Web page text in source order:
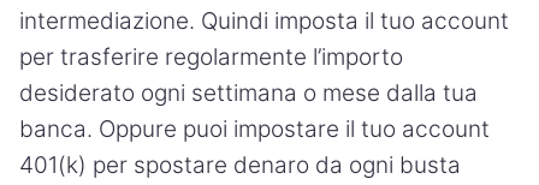
intermediazione. Quindi imposta il tuo account
per trasferire regolarmente l’importo
desiderato ogni settimana o mese dalla tua
banca. Oppure puoi impostare il tuo account
401(k) per spostare denaro da ogni busta